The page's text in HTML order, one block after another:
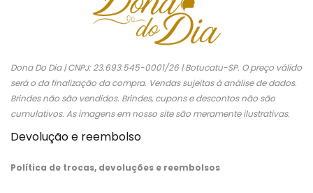
Dona Do Dia | CNPJ: 23.693.545-0001/26 | Botucatu-SP. O preço válido
será o da finalização da compra. Vendas sujeitas à análise de dados.
Brindes não são vendidos. Brindes, cupons e descontos não são
cumulativos. As imagens em nosso site são meramente ilustrativas.
Devolução e reembolso
Política de trocas, devoluções e reembolsos